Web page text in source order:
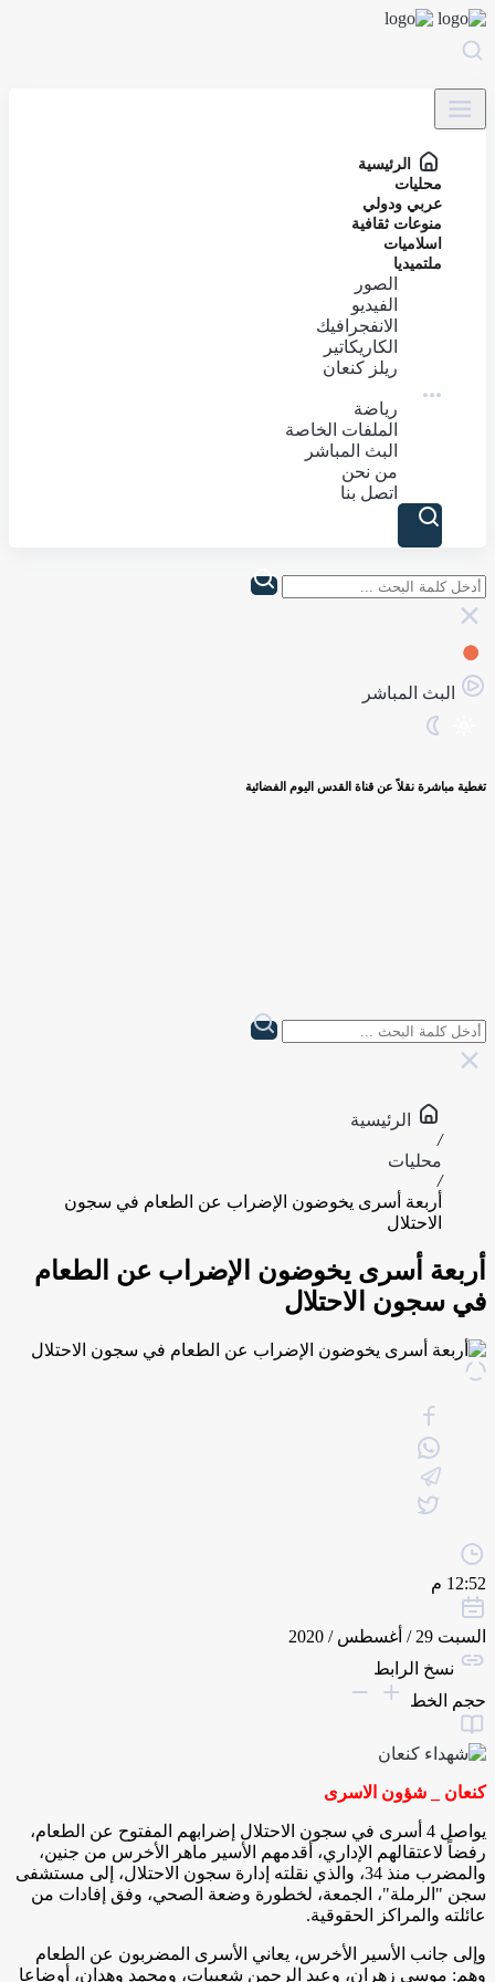
الرئيسية
محليات
عربي ودولي
منوعات ثقافية
اسلاميات
ملتميديا
الصور
الفيديو
الانفجرافيك
الكاريكاتير
ريلز كنعان
رياضة
الملفات الخاصة
البث المباشر
من نحن
اتصل بنا
البث المباشر
تغطية مباشرة نقلاً عن قناة القدس اليوم الفضائية
الرئيسية
/
محليات
/
أربعة أسرى يخوضون الإضراب عن الطعام في سجون
الاحتلال
أربعة أسرى يخوضون الإضراب عن الطعام
في سجون الاحتلال
12:52 م
السبت 29 / أغسطس / 2020
نسخ الرابط
حجم الخط
كنعان _ شؤون الاسرى
يواصل 4 أسرى في سجون الاحتلال إضرابهم المفتوح عن الطعام،
رفضاً لاعتقالهم الإداري، أقدمهم الأسير ماهر الأخرس من جنين،
والمضرب منذ 34، والذي نقلته إدارة سجون الاحتلال، إلى مستشفى
سجن "الرملة"، الجمعة، لخطورة وضعة الصحي، وفق إفادات من
عائلته والمراكز الحقوقية.
وإلى جانب الأسير الأخرس، يعاني الأسرى المضربون عن الطعام
وهم: موسى زهران، وعبد الرحمن شعيبات، ومحمد وهدان، أوضاعا